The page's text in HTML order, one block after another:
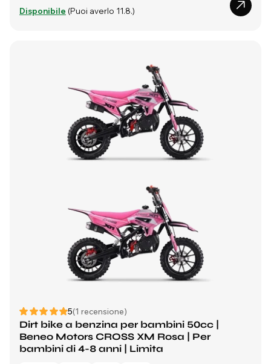
Disponibile (Puoi averlo 11.8.)
5(1 recensione)
Dirt bike a benzina per bambini 50cc |
Beneo Motors CROSS XM Rosa | Per
bambini di 4-8 anni | Limita